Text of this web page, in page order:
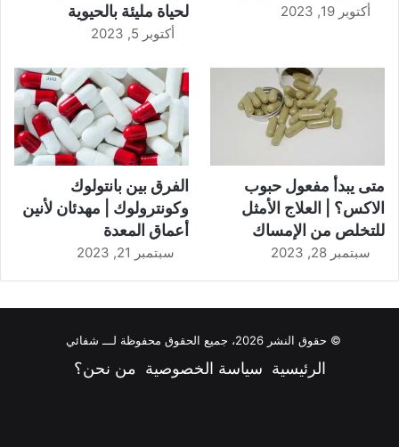
أكتوبر 19, 2023
لحياة مليئة بالحيوية
أكتوبر 5, 2023
متى يبدأ مفعول حبوب
الاكس؟ | العلاج الأمثل
للتخلص من الإمساك
سبتمبر 28, 2023
الفرق بين بانتولوك
وكونترولوك | مهدئان لأنين
أعماق المعدة
سبتمبر 21, 2023
© حقوق النشر 2026، جميع الحقوق محفوظة لـــ شفائي
الرئيسية سياسة الخصوصية من نحن؟